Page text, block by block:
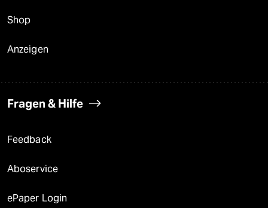
Shop
Anzeigen
Fragen & Hilfe
Feedback
Aboservice
ePaper Login